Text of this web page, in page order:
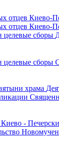
целевые сборы
целевые сборы
храма
-